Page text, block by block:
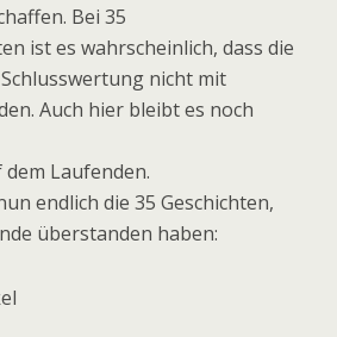
Bei 35
ist es wahrscheinlich, dass die
nicht mit
Auch hier bleibt es noch
Laufenden.
endlich die 35 Geschichten,
überstanden haben: